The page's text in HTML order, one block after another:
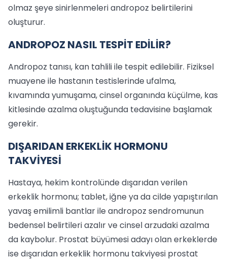
olmaz şeye sinirlenmeleri andropoz belirtilerini
oluşturur.
ANDROPOZ NASIL TESPİT EDİLİR?
Andropoz tanısı, kan tahlili ile tespit edilebilir. Fiziksel
muayene ile hastanın testislerinde ufalma,
kıvamında yumuşama, cinsel organında küçülme, kas
kitlesinde azalma oluştuğunda tedavisine başlamak
gerekir.
DIŞARIDAN ERKEKLİK HORMONU
TAKVİYESİ
Hastaya, hekim kontrolünde dışarıdan verilen
erkeklik hormonu; tablet, iğne ya da cilde yapıştırılan
yavaş emilimli bantlar ile andropoz sendromunun
bedensel belirtileri azalır ve cinsel arzudaki azalma
da kaybolur. Prostat büyümesi adayı olan erkeklerde
ise dışarıdan erkeklik hormonu takviyesi prostat